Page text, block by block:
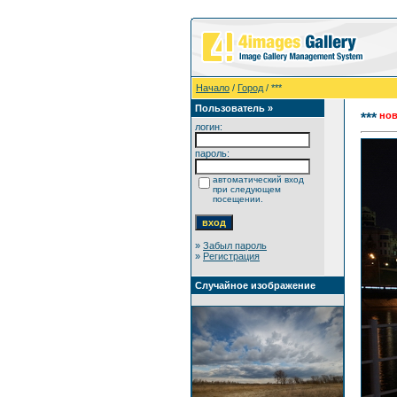
Начало / Город / ***
Пользователь »
логин:
пароль:
автоматический вход
при следующем
посещении.
» Забыл пароль
» Регистрация
Случайное изображение
***